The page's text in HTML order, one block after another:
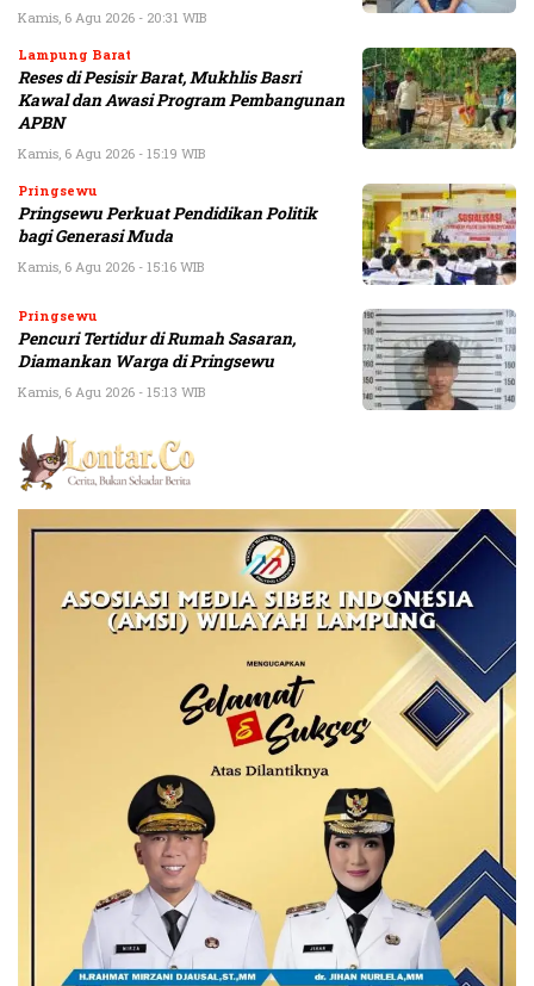
Kamis, 6 Agu 2026 - 20:31 WIB
Lampung Barat
Reses di Pesisir Barat, Mukhlis Basri
Kawal dan Awasi Program Pembangunan
APBN
Kamis, 6 Agu 2026 - 15:19 WIB
Pringsewu
Pringsewu Perkuat Pendidikan Politik
bagi Generasi Muda
Kamis, 6 Agu 2026 - 15:16 WIB
Pringsewu
Pencuri Tertidur di Rumah Sasaran,
Diamankan Warga di Pringsewu
Kamis, 6 Agu 2026 - 15:13 WIB